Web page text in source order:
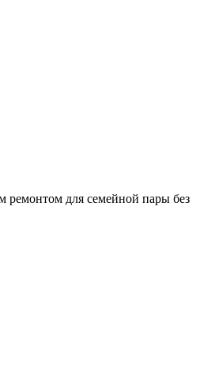
ремонтом для семейной пары без